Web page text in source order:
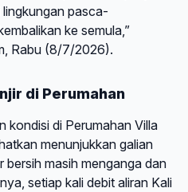
pasca-
ke semula,”
Rabu (8/7/2026).
di Perumahan
kondisi di Perumahan Villa
menunjukkan galian
bersih masih menganga dan
setiap kali debit aliran Kali